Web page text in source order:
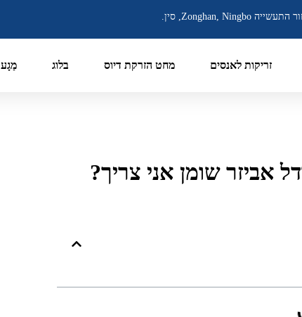
זריקות לאנסים מחט הזרקת דיוס בלוג מַגָע
אביזר שומן אני צריך?